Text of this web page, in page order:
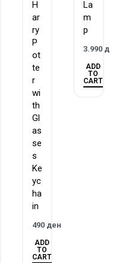
H
ar
ry
P
ot
te
r
wi
th
Gl
as
se
s
Ke
yc
ha
in
490 ден
ADD
TO
CART
La
m
p
3.990 ден
ADD
TO
CART